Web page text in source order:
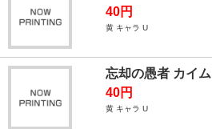
40円
黄 キャラ U
忘却の愚者 カイ
40円
黄 キャラ U